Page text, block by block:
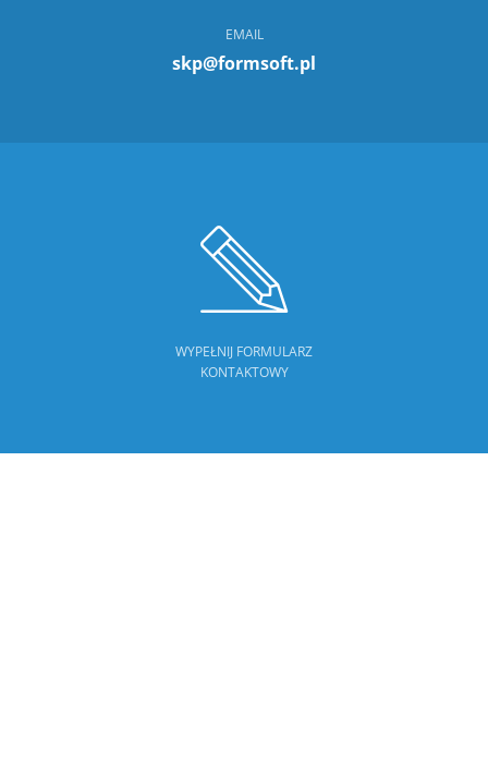
EMAIL
skp@formsoft.pl
WYPEŁNIJ FORMULARZ
KONTAKTOWY